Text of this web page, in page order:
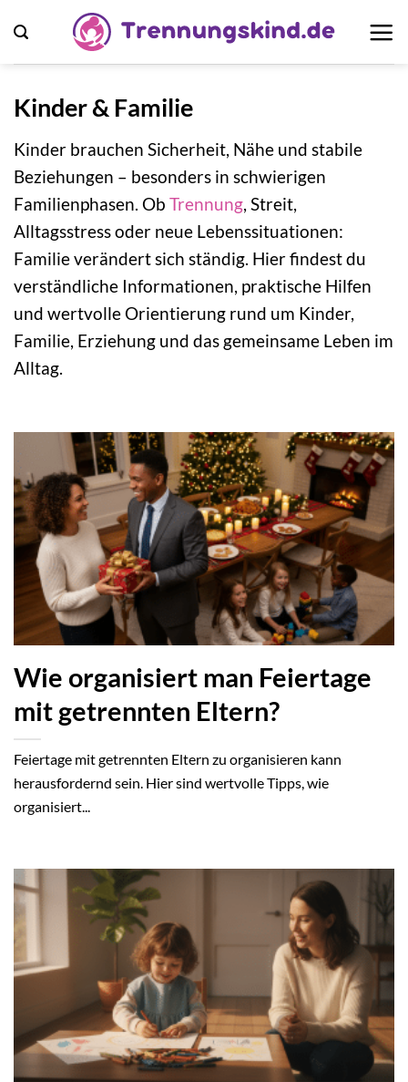
Inhalt
springen
Kinder & Familie
Kinder brauchen Sicherheit, Nähe und stabile
Beziehungen – besonders in schwierigen
Familienphasen. Ob Trennung , Streit,
Alltagsstress oder neue Lebenssituationen:
Familie verändert sich ständig. Hier findest du
verständliche Informationen, praktische Hilfen
und wertvolle Orientierung rund um Kinder,
Familie, Erziehung und das gemeinsame Leben im
Alltag.
Wie organisiert man Feiertage
mit getrennten Eltern?
Feiertage mit getrennten Eltern zu organisieren kann
herausfordernd sein. Hier sind wertvolle Tipps, wie
organisiert...